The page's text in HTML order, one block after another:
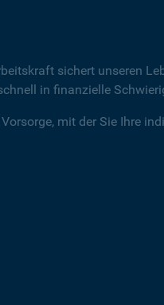
sichert unseren
in finanzielle
mit der Sie Ihre